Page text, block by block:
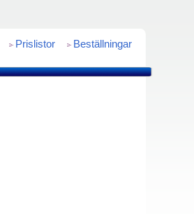
Prislistor Beställningar